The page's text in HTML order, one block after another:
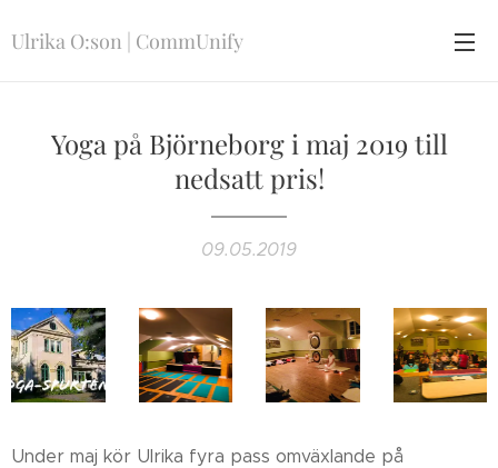
Ulrika O:son | CommUnify
Yoga på Björneborg i maj 2019 till
nedsatt pris!
09.05.2019
Under maj kör Ulrika fyra pass omväxlande på